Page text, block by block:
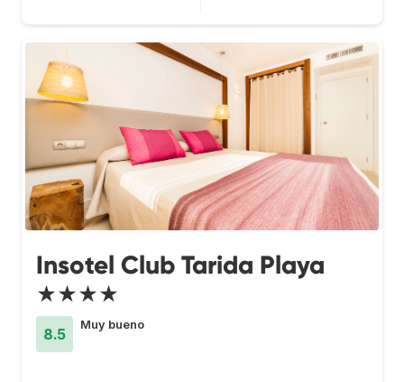
Insotel Club Tarida Playa
★★★★
8.5
Muy bueno